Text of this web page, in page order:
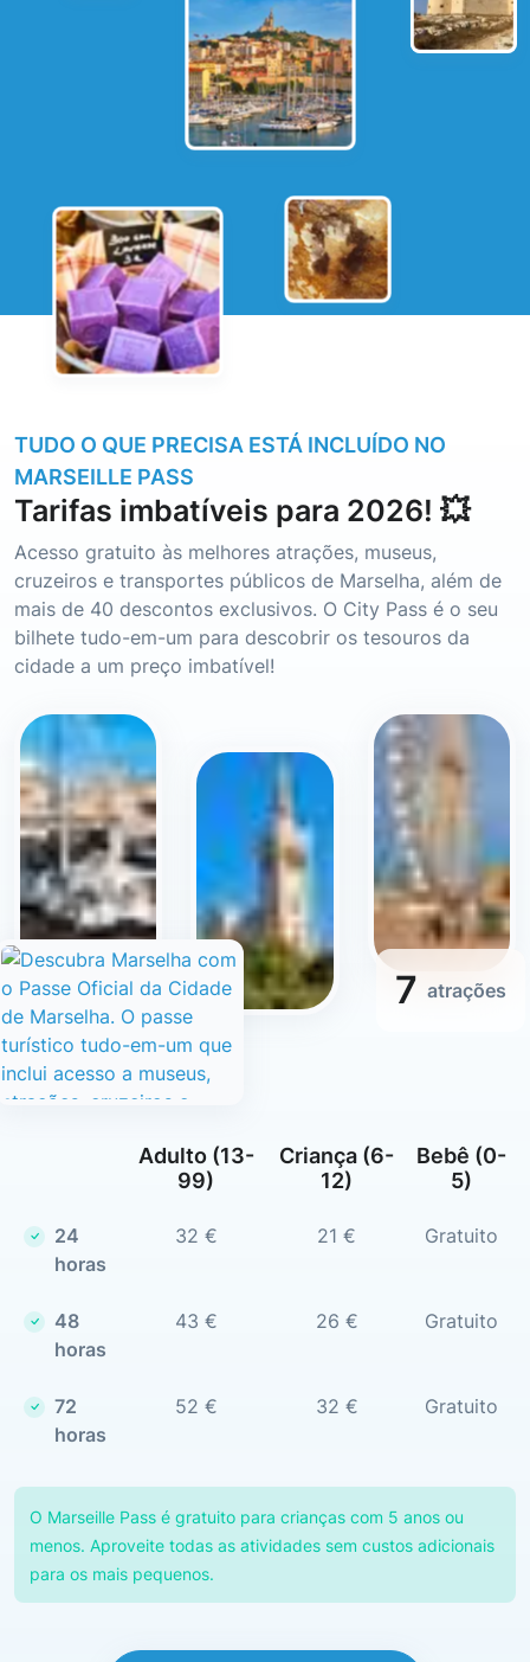
TUDO O QUE PRECISA ESTÁ INCLUÍDO NO
MARSEILLE PASS
Tarifas imbatíveis para 2026! 💥
Acesso gratuito às melhores atrações, museus,
cruzeiros e transportes públicos de Marselha, além de
mais de 40 descontos exclusivos. O City Pass é o seu
bilhete tudo-em-um para descobrir os tesouros da
cidade a um preço imbatível!
7 atrações
Adulto (13-
99)
Criança (6-
12)
Bebê (0-
5)
24
horas
32 € 21 € Gratuito
48
horas
43 € 26 € Gratuito
72
horas
52 € 32 € Gratuito
O Marseille Pass é gratuito para crianças com 5 anos ou
menos. Aproveite todas as atividades sem custos adicionais
para os mais pequenos.